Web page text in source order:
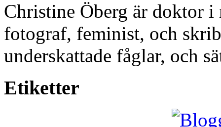
Christine Öberg är doktor
fotograf, feminist, och
underskattade fåglar, och
Etiketter